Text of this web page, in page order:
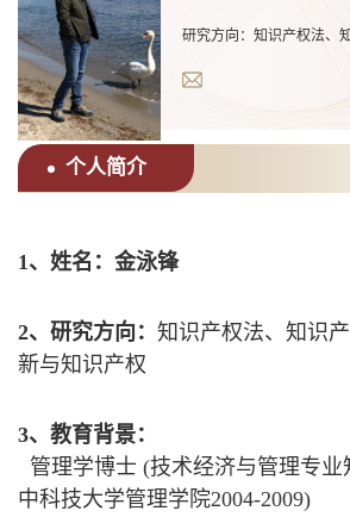
个人简介
1、姓名：金泳锋
2、研究方向： 知识产权法、知识
新与知识产权
3、教育背景：
管理学博士 (技术经济与管理专业
中科技大学管理学院2004-2009)